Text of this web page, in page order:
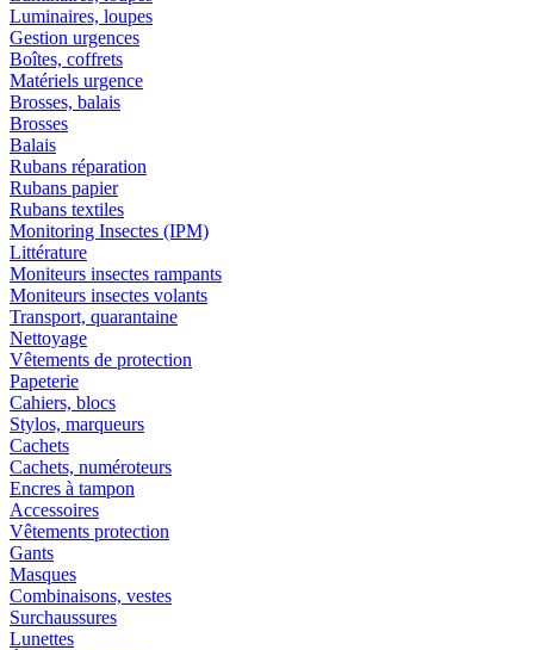
Luminaires, loupes
Gestion urgences
Boîtes, coffrets
Matériels urgence
Brosses, balais
Brosses
Balais
Rubans réparation
Rubans papier
Rubans textiles
Monitoring Insectes (IPM)
Littérature
Moniteurs insectes rampants
Moniteurs insectes volants
Transport, quarantaine
Nettoyage
Vêtements de protection
Papeterie
Cahiers, blocs
Stylos, marqueurs
Cachets
Cachets, numéroteurs
Encres à tampon
Accessoires
Vêtements protection
Gants
Masques
Combinaisons, vestes
Surchaussures
Lunettes